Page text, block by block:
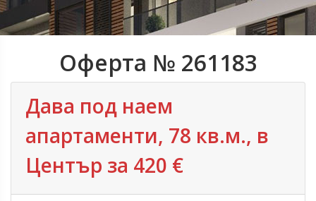
Оферта № 261183
Дава под наем
апартаменти, 78 кв.м., в
Център за 420 €